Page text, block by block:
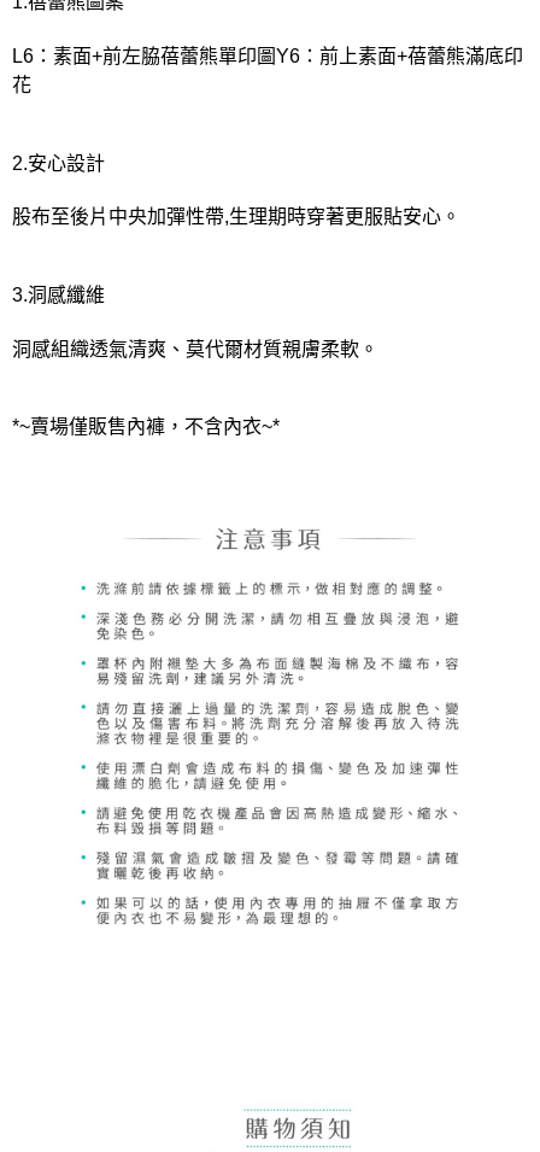
L6：素面+前左脇蓓蕾熊單印圖Y6：前上素面+蓓蕾熊滿底印
花
2.安心設計
股布至後片中央加彈性帶,生理期時穿著更服貼安心。
3.洞感纖維
洞感組織透氣清爽、莫代爾材質親膚柔軟。
*~賣場僅販售內褲，不含內衣~*